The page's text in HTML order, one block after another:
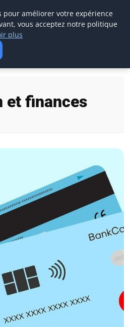
et finances
pour améliorer votre expérience
vous acceptez notre politique
plus